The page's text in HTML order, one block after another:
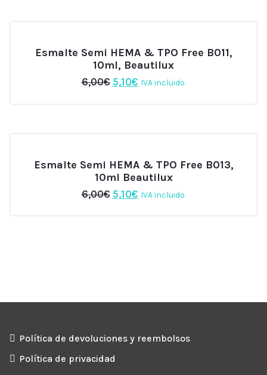
Esmalte Semi HEMA & TPO Free B011,
10ml, Beautilux
6,00€ El
original
5,10€El
actual
IVA incluido.
Esmalte Semi HEMA & TPO Free B013,
10ml Beautilux
6,00€ El
original
5,10€El
actual
IVA incluido.
Política de devoluciones y reembolsos
Política de privacidad